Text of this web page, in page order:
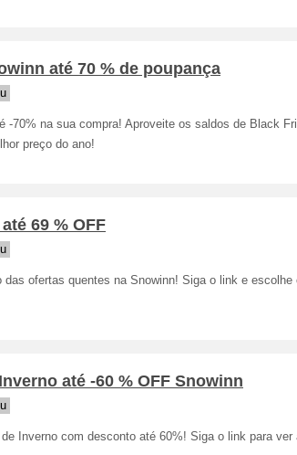
até 70 % de poupança
-70% na sua compra! Aproveite os saldos de Black
preço do ano!
69 % OFF
das ofertas quentes na Snowinn! Siga o link e escolhe
até -60 % OFF Snowinn
Inverno com desconto até 60%! Siga o link para ver